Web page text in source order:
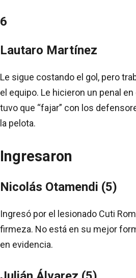
6
Lautaro Martínez
Le sigue costando el gol, pero
el equipo. Le hicieron un penal
tuvo que “fajar” con los
la pelota.
Ingresaron
Nicolás Otamendi (5)
Ingresó por el lesionado Cuti
firmeza. No está en su mejor
en evidencia.